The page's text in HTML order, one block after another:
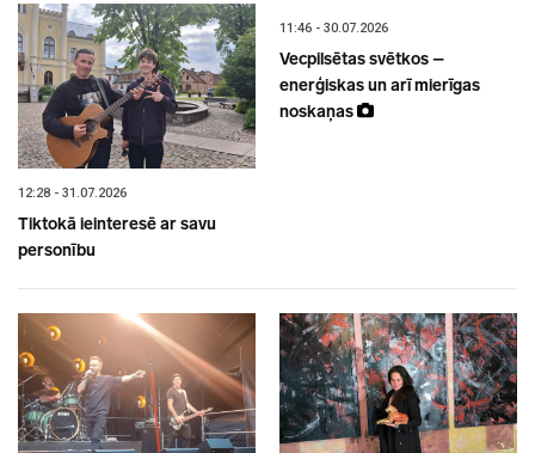
12:28 - 31.07.2026
Tiktokā ieinteresē ar savu
personību
11:46 - 30.07.2026
Vecpilsētas svētkos –
enerģiskas un arī mierīgas
noskaņas